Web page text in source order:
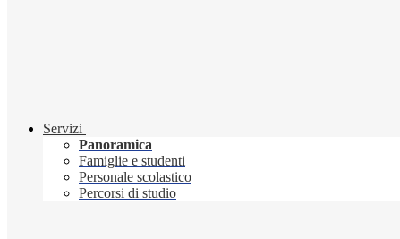
Servizi
Panoramica
Famiglie e studenti
Personale scolastico
Percorsi di studio